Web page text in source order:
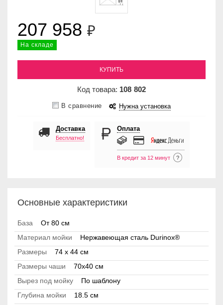
207 958 ₽
На складе
КУПИТЬ
Код товара: 108 802
В сравнение Нужна установка
Доставка
Бесплатно!
Оплата
В кредит за 12 минут ?
Основные характеристики
База
От 80 см
Материал мойки
Нержавеющая сталь Durinox®
Размеры
74 x 44 см
Размеры чаши
70x40 см
Вырез под мойку
По шаблону
Глубина мойки
18.5 см